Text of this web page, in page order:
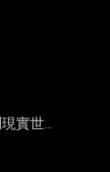
實世